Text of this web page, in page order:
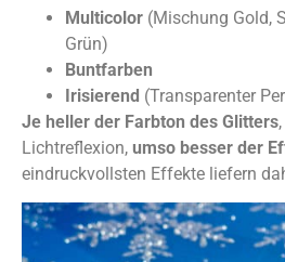
Multicolor (Mischung Gold,
Grün)
Buntfarben
Irisierend (Transparenter
Je heller der Farbton des Glitters
Lichtreflexion, umso besser der
eindruckvollsten Effekte liefern